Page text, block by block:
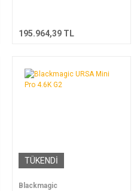
195.964,39 TL
TÜKENDİ
Blackmagic